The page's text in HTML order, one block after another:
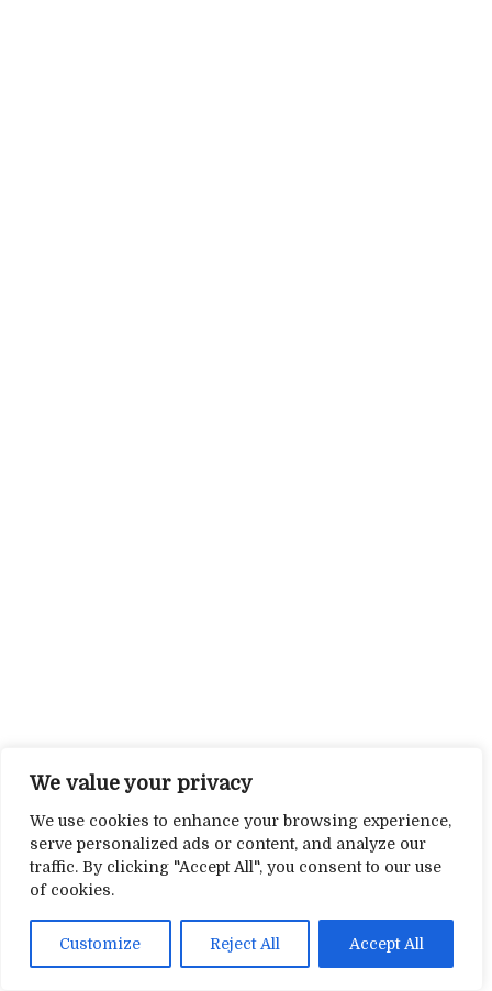
We value your privacy
We use cookies to enhance your browsing experience,
serve personalized ads or content, and analyze our
traffic. By clicking "Accept All", you consent to our use
of cookies.
Customize Reject All Accept All